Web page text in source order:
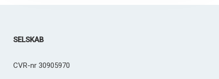
SELSKAB
CVR-nr 30905970